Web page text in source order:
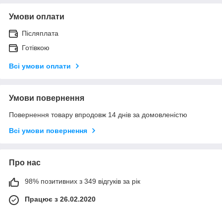
Умови оплати
Післяплата
Готівкою
Всі умови оплати
Умови повернення
Повернення товару впродовж 14 днів за домовленістю
Всі умови повернення
Про нас
98% позитивних з 349 відгуків за рік
Працює з 26.02.2020